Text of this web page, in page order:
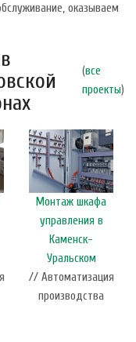
оказываем
(все
проекты)
Монтаж шкафа
управления в
Каменск-
Уральском
// Автоматизация
производства